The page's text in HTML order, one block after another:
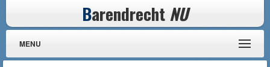
Barendrecht NU
MENU